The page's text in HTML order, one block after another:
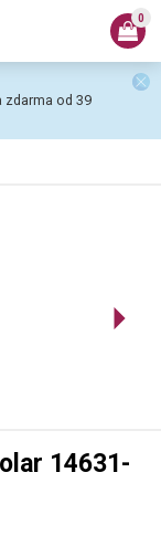
zdarma od 39
0
14631-